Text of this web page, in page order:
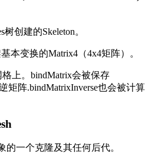
创建的Skeleton。
本变换的Matrix4（4x4矩阵）。
上。bindMatrix会被保存
矩阵.bindMatrixInverse也会被计算
的一个克隆及其任何后代。